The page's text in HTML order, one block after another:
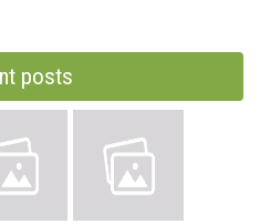
posts